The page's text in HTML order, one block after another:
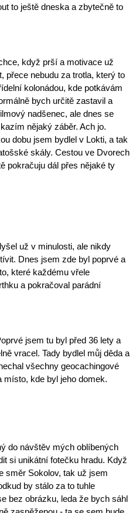
to ještě dneska a zbytečně to
když prší a motivace už
přece nebudu za trotla, který to
kolonádou, kde potkávám
bych určitě zastavil a
nadšenec, ale dnes se
nějaký záběr. Ach jo.
dobu jsem bydlel v Lokti, a tak
skály. Cestou ve Dvorech
pokračuju dál přes nějaké ty
už v minulosti, ale nikdy
Dnes jsem zde byl poprvé a
které každému vřele
a pokračoval parádní
jsem tu byl před 36 lety a
vracel. Tady bydlel můj děda a
všechny geocachingové
místo, kde byl jeho domek.
do návštěv mých oblíbených
si unikátní fotečku hradu. Když
směr Sokolov, tak už jsem
by stálo za to tuhle
bez obrázku, leda že bych sáhl